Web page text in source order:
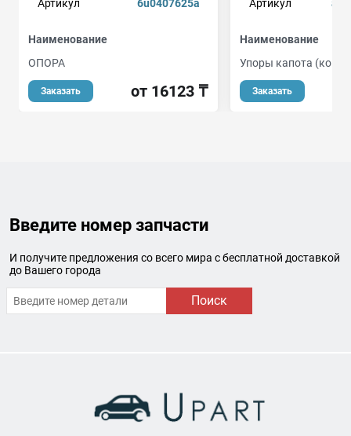
Артикул
6u0407625a
Наименование
ОПОРА
Заказать от 16123 ₸
Артикул
Наименование
Упоры капота (ком-
Заказать
Введите номер запчасти
И получите предложения со всего мира с бесплатной доставкой
до Вашего города
Поиск